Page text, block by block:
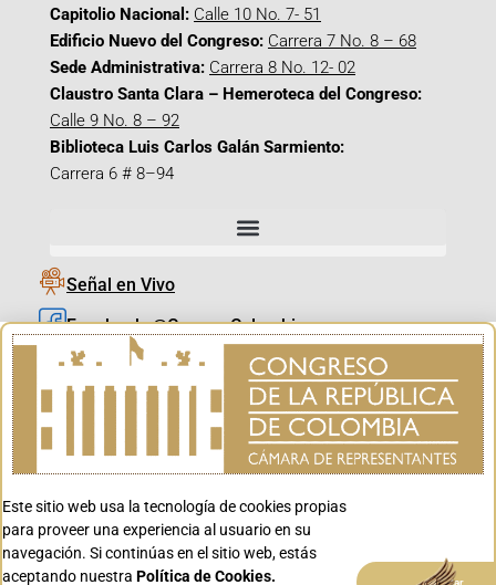
Capitolio Nacional: Calle 10 No. 7- 51
Edificio Nuevo del Congreso: Carrera 7 No. 8 – 68
Sede Administrativa: Carrera 8 No. 12- 02
Claustro Santa Clara – Hemeroteca del Congreso:
Calle 9 No. 8 – 92
Biblioteca Luis Carlos Galán Sarmiento:
Carrera 6 # 8–94
Señal en Vivo
Facebook_@CamaraColombia
Instagram_@CamaraColombia
X_@CamaraColombia
Youtube_@CamaraColombia
Youtube_@CanalCongreso
Este sitio web usa la tecnología de cookies propias
para proveer una experiencia al usuario en su
navegación. Si continúas en el sitio web, estás
aceptando nuestra Política de Cookies. Aceptar